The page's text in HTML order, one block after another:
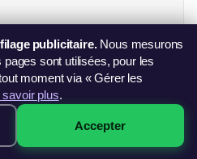
les sessions →
publicitaire.Nous mesurons
pages sont utilisées, pour les
moment via « Gérer les
savoir plus.
Accepter